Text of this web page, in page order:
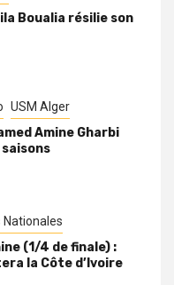
Boualia résilie son
USM Alger
Amine Gharbi
Nationales
(1/4 de finale) :
la Côte d’Ivoire